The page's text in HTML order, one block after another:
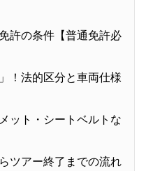
許の条件【普通免許必
！法的区分と車両仕様
ット・シートベルトな
ツアー終了までの流れ